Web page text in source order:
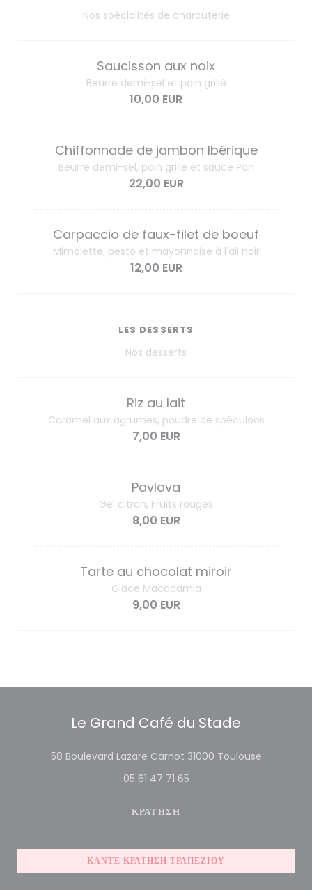
Nos spécialités de charcuterie
Saucisson aux noix
Beurre demi-sel et pain grillé
10,00 EUR
Chiffonnade de jambon Ibérique
Beurre demi-sel, pain grillé et sauce Pan
22,00 EUR
Carpaccio de faux-filet de boeuf
Mimolette, pesto et mayonnaise à l'ail noir
12,00 EUR
LES DESSERTS
Nos desserts
Riz au lait
Caramel aux agrumes, poudre de spéculoos
7,00 EUR
Pavlova
Gel citron, Fruits rouges
8,00 EUR
Tarte au chocolat miroir
Glace Macadamia
9,00 EUR
Le Grand Café du Stade
58 Boulevard Lazare Carnot 31000 Toulouse((ανοίγει
05 61 47 71 65
ΚΡΆΤΗΣΗ
ΚΆΝΤΕ ΚΡΆΤΗΣΗ ΤΡΑΠΕΖΙΟΎ